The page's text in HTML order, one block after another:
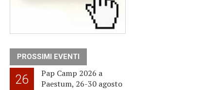
PROSSIMI EVENTI
26
Pap Camp 2026 a
Paestum, 26-30 agosto